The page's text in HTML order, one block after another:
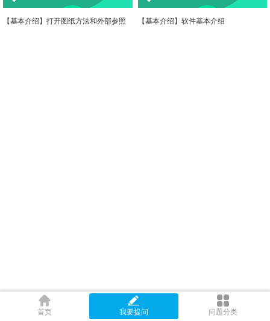
【基本介绍】打开图纸方法和外部参照 【基本介绍】软件基本介绍
首页 我要提问 问题分类